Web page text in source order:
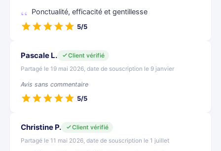
Ponctualité, efficacité et gentillesse
5/5
Pascale L.
Client vérifié
Partagé le 19 mai 2026, date de souscription le 9 janvier
Avis sans commentaire
5/5
Christine P.
Client vérifié
Partagé le 11 mai 2026, date de souscription le 1 juillet